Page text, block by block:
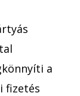
a
fizetés